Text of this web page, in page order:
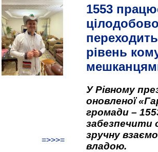
=>>>=
1553
рівень
У Рівному
оновленої
громади –
забезпечити
зручну
владою.